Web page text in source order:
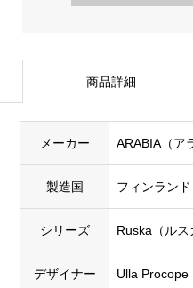
商品詳細
メーカー ARABIA（ア
製造国 フィンランド
シリーズ Ruska（ルス
デザイナー Ulla Procope